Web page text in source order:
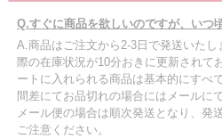
Q.すぐに商品を欲しいのですが、いつ
A.商品はご注文から2-3日で発送いた
際の在庫状況が10分おきに更新されて
ートに入れられる商品は基本的にすべ
間差にてお品切れの場合にはメールに
メール便の場合は順次発送となり、発
ご注意ください。